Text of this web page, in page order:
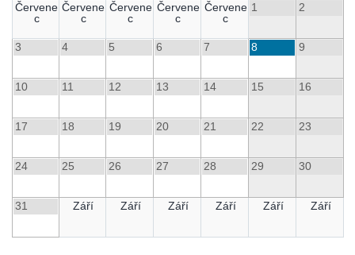
Červene
c
Červene
c
Červene
c
Červene
c
Červene
c
1 2
3 4 5 6 7 8 9
10 11 12 13 14 15 16
17 18 19 20 21 22 23
24 25 26 27 28 29 30
31 Září Září Září Září Září Září